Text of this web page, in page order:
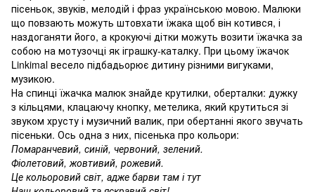
пісеньок, звуків, мелодій і фраз українською мовою. Малюки
що повзають можуть штовхати їжака щоб він котився, і
наздоганяти його, а крокуючі дітки можуть возити їжачка за
собою на мотузочці як іграшку-каталку. При цьому їжачок
Linkimal весело підбадьорює дитину різними вигуками,
музикою.
На спинці їжачка малюк знайде крутилки, оберталки: дужку
з кільцями, клацаючу кнопку, метелика, який крутиться зі
звуком хрусту і музичний валик, при обертанні якого звучать
пісеньки. Ось одна з них, пісенька про кольори:
Помаранчевий, синій, червоний, зелений.
Фіолетовий, жовтивий, рожевий.
Це кольоровий світ, адже барви там і тут